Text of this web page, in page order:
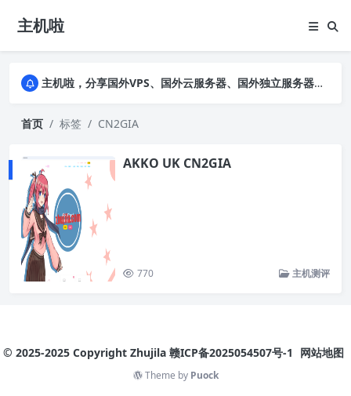
主机啦
主机啦，分享国外VPS、国外云服务器、国外独立服务器的优惠促销信息，详细实测VPS云服务器并公布真实数据，助您全面了解商家背景及售前售后
主机啦，分享国外VPS、国外云服务器、国外独立服务器的优惠促销信息，详细实测VPS云服务器并公布真实数据，助您全面了解商家背景及售前售后
首页 标签 CN2GIA
AKKO UK CN2GIA
770 主机测评
© 2025-2025 Copyright Zhujila 赣ICP备2025054507号-1 网站地图
Theme by Puock